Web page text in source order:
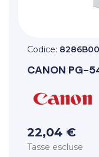
Codice:
CANON PG-
22,04 €
Tasse escluse